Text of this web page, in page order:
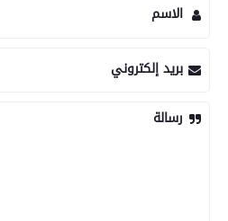
الاسم
بريد إلكتروني
رسالة